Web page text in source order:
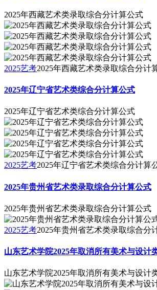
2025年西藏艺术类录取综合分计算公式
2025艺考2025年西藏艺术类录取综合分计
2025年辽宁省艺术类综合分计算公式
2025年辽宁省艺术类综合分计算公式
2025艺考2025年辽宁省艺术类综合分计算
2025年贵州省艺术类录取综合分计算公式
2025年贵州省艺术类录取综合分计算公式
2025艺考2025年贵州省艺术类录取综合分
山东艺术学院2025年取消所有美术与设计
山东艺术学院2025年取消所有美术与设计